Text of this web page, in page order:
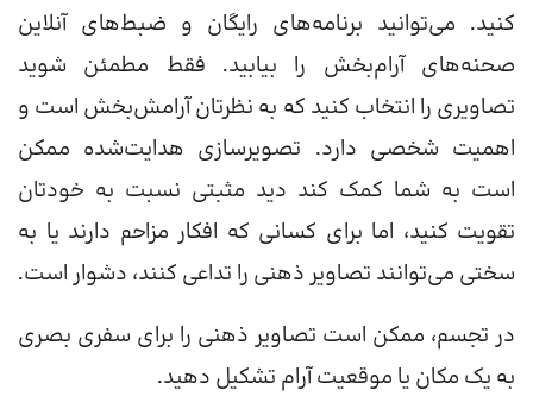
کنید. می‌توانید برنامه‌های رایگان و ضبط‌های آنلاین
صحنه‌های آرام‌بخش را بیابید. فقط مطمئن شوید
تصاویری را انتخاب کنید که به نظرتان آرامش‌بخش است و
اهمیت شخصی دارد. تصویرسازی هدایت‌شده ممکن
است به شما کمک کند دید مثبتی نسبت به خودتان
تقویت کنید، اما برای کسانی که افکار مزاحم دارند یا به
سختی می‌توانند تصاویر ذهنی را تداعی کنند، دشوار است.
در تجسم، ممکن است تصاویر ذهنی را برای سفری بصری
به یک مکان یا موقعیت آرام تشکیل دهید.